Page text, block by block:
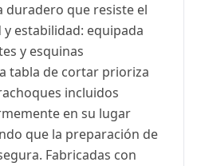
duradero que resiste el
estabilidad: equipada
y esquinas
tabla de cortar prioriza
incluidos
en su lugar
que la preparación de
Fabricadas con